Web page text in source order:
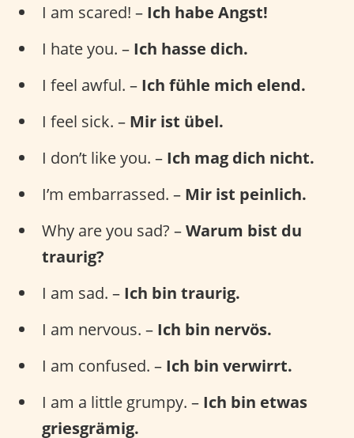
I am scared! – Ich habe Angst!
I hate you. – Ich hasse dich.
I feel awful. – Ich fühle mich elend.
I feel sick. – Mir ist übel.
I don’t like you. – Ich mag dich nicht.
I’m embarrassed. – Mir ist peinlich.
Why are you sad? –Warum bist du
traurig?
I am sad. – Ich bin traurig.
I am nervous. – Ich bin nervös.
I am confused. – Ich bin verwirrt.
I am a little grumpy. – Ich bin etwas
griesgrämig.